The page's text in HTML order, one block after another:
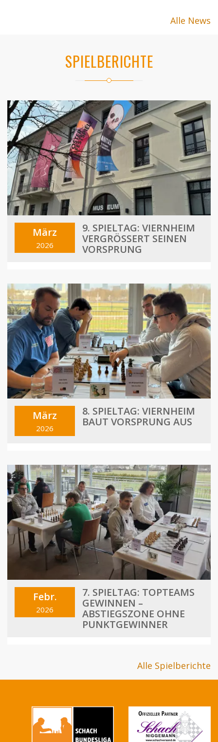
Alle News
SPIELBERICHTE
März
2026
9. SPIELTAG: VIERNHEIM
VERGRÖSSERT SEINEN V
ORSPRUNG
März
2026
8. SPIELTAG: VIERNHEIM
BAUT VORSPRUNG AUS
Febr.
2026
7. SPIELTAG: TOPTEAMS
GEWINNEN –
ABSTIEGSZONE OHNE
PUNKTGEWINNER
Alle Spielberichte